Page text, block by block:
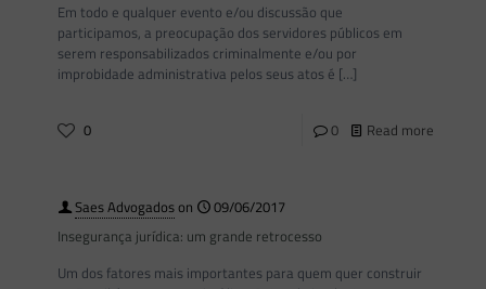
Em todo e qualquer evento e/ou discussão que
participamos, a preocupação dos servidores públicos em
serem responsabilizados criminalmente e/ou por
improbidade administrativa pelos seus atos é […]
0 0 Read more
Saes Advogadoson
09/06/2017
Insegurança jurídica: um grande retrocesso
Um dos fatores mais importantes para quem quer construir